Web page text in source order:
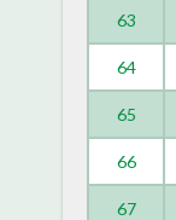
63
64
65
66
67